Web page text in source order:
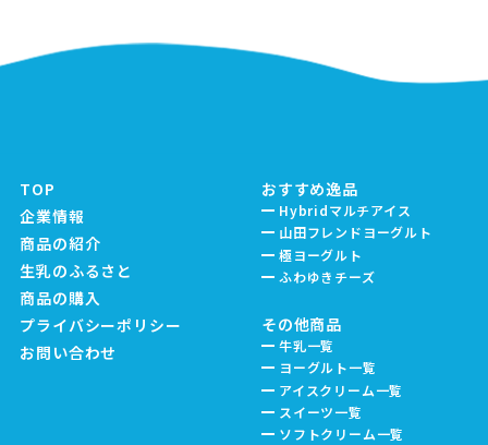
TOP
企業情報
商品の紹介
生乳のふるさと
商品の購入
プライバシーポリシー
お問い合わせ
おすすめ逸品
Hybridマルチアイス
山田フレンドヨーグルト
極ヨーグルト
ふわゆきチーズ
その他商品
牛乳一覧
ヨーグルト一覧
アイスクリーム一覧
スイーツ一覧
ソフトクリーム一覧